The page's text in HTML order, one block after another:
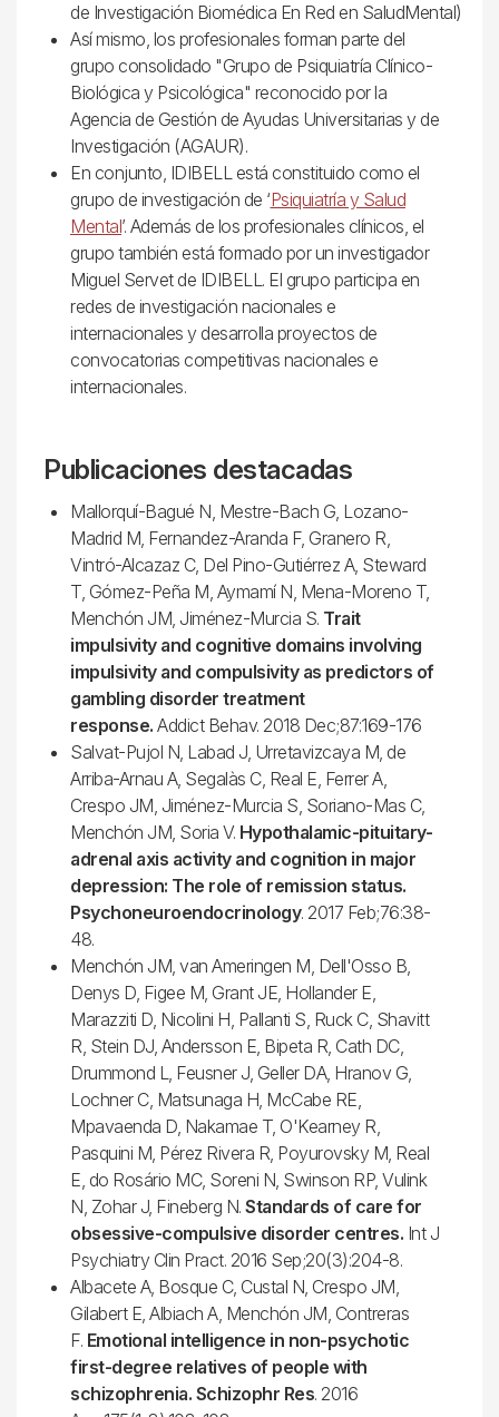
de Investigación Biomédica En Red en SaludMental)
Así mismo, los profesionales forman parte del
grupo consolidado "Grupo de Psiquiatría Clínico-
Biológica y Psicológica" reconocido por la
Agencia de Gestión de Ayudas Universitarias y de
Investigación (AGAUR).
En conjunto, IDIBELL está constituido como el
grupo de investigación de ‘Psiquiatría y Salud
Mental’. Además de los profesionales clínicos, el
grupo también está formado por un investigador
Miguel Servet de IDIBELL. El grupo participa en
redes de investigación nacionales e
internacionales y desarrolla proyectos de
convocatorias competitivas nacionales e
internacionales.
Publicaciones destacadas
Mallorquí-Bagué N, Mestre-Bach G, Lozano-
Madrid M, Fernandez-Aranda F, Granero R,
Vintró-Alcazaz C, Del Pino-Gutiérrez A, Steward
T, Gómez-Peña M, Aymamí N, Mena-Moreno T,
Menchón JM, Jiménez-Murcia S. Trait
impulsivity and cognitive domains involving
impulsivity and compulsivity as predictors of
gambling disorder treatment
response. Addict Behav. 2018 Dec;87:169-176
Salvat-Pujol N, Labad J, Urretavizcaya M, de
Arriba-Arnau A, Segalàs C, Real E, Ferrer A,
Crespo JM, Jiménez-Murcia S, Soriano-Mas C,
Menchón JM, Soria V. Hypothalamic-pituitary-
adrenal axis activity and cognition in major
depression: The role of remission status.
Psychoneuroendocrinology. 2017 Feb;76:38-
48.
Menchón JM, van Ameringen M, Dell'Osso B,
Denys D, Figee M, Grant JE, Hollander E,
Marazziti D, Nicolini H, Pallanti S, Ruck C, Shavitt
R, Stein DJ, Andersson E, Bipeta R, Cath DC,
Drummond L, Feusner J, Geller DA, Hranov G,
Lochner C, Matsunaga H, McCabe RE,
Mpavaenda D, Nakamae T, O'Kearney R,
Pasquini M, Pérez Rivera R, Poyurovsky M, Real
E, do Rosário MC, Soreni N, Swinson RP, Vulink
N, Zohar J, Fineberg N. Standards of care for
obsessive-compulsive disorder centres. Int J
Psychiatry Clin Pract. 2016 Sep;20(3):204-8.
Albacete A, Bosque C, Custal N, Crespo JM,
Gilabert E, Albiach A, Menchón JM, Contreras
F. Emotional intelligence in non-psychotic
first-degree relatives of people with
schizophrenia. Schizophr Res. 2016